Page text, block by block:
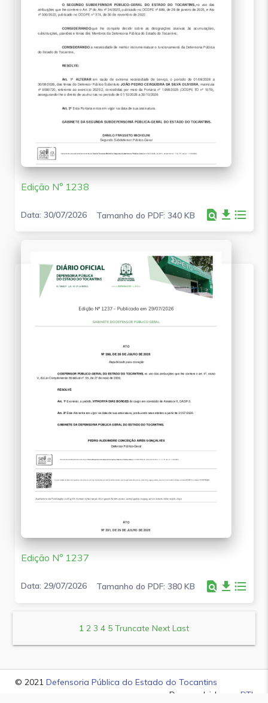
Edição Nº 1238
Data: 30/07/2026 Tamanho do PDF: 340 KB find_in_page file_download format_list_bulleted
Edição Nº 1237
Data: 29/07/2026 Tamanho do PDF: 380 KB find_in_page file_download format_list_bulleted
1 2 3 4 5 Truncate Next Last
© 2021 Defensoria Pública do Estado do Tocantins
Desenvolvido por DTI